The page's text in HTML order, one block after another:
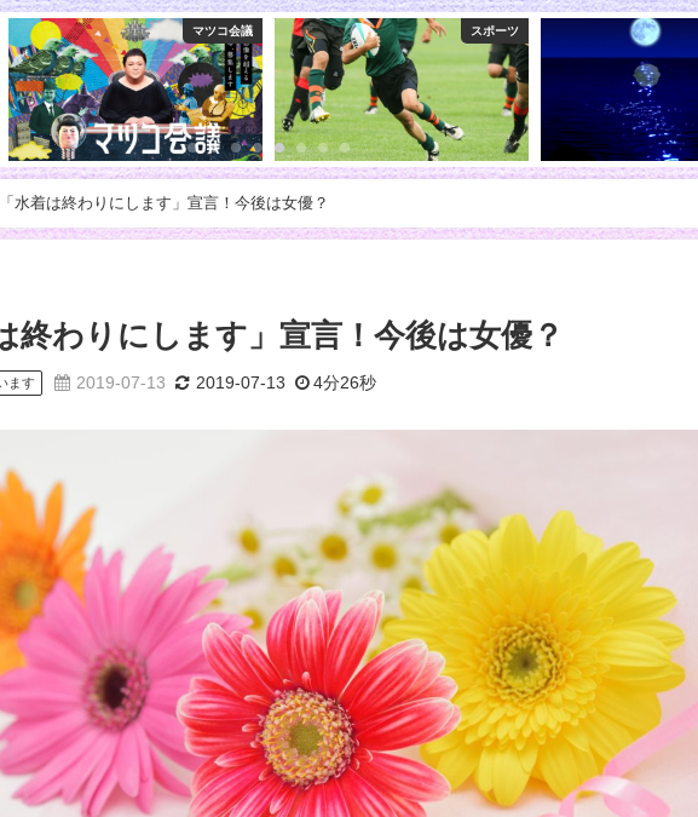
スポーツ コミック
水着は終わりにします」宣言！今後は女優？
終わりにします」宣言！今後は女優？
ます 2019-07-13 2019-07-13 4分26秒